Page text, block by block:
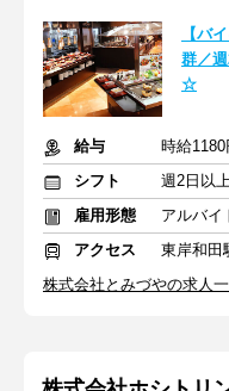
【バ
群／
☆
給与
時給
シフト
雇用形態
アルバイ
アクセス
東岸和田
株式会社とみづやの求人